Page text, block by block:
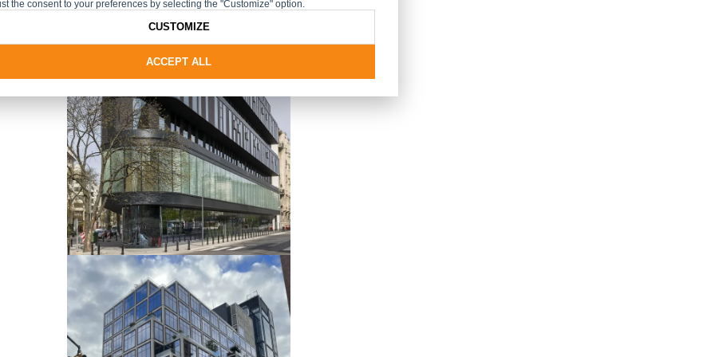
the consent to your preferences by selecting the "Customize" option.
ACCEPT ALL
CUSTOMIZE